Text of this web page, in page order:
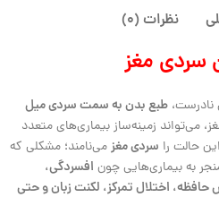
نظرات (0)
سردی مغز
نادرست، طبع بدن به سمت سردی میل
می‌تواند زمینه‌ساز بیماری‌های متعدد
حالت را سردی مغزمی‌نامند؛ مشکلی که
به بیماری‌هایی چون افسردگی،
اختلال تمرکز، لکنت زبان و حتی